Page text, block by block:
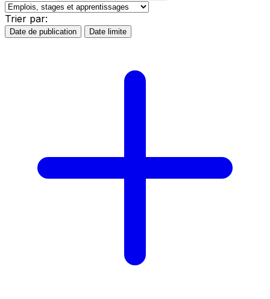
Trier par:
Date de publication Date limite